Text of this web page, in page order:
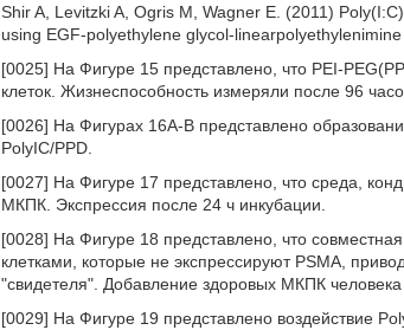
Shir A, Levitzki A, Ogris M, Wagner E. (2011)
using EGF-polyethylene glycol-
[0025] На Фигуре 15 представлено, что PEI-
клеток. Жизнеспособность измеряли после 96
[0026] На Фигурах 16А-В представлено
PolyIC/PPD.
[0027] На Фигуре 17 представлено, что среда,
МКПК. Экспрессия после 24 ч инкубации.
[0028] На Фигуре 18 представлено, что
клетками, которые не экспрессируют PSMA,
"свидетеля". Добавление здоровых МКПК
[0029] На Фигуре 19 представлено воздействие